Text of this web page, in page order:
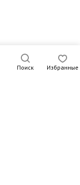
Поиск Избранные